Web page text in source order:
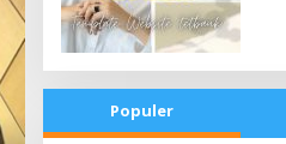
Populer